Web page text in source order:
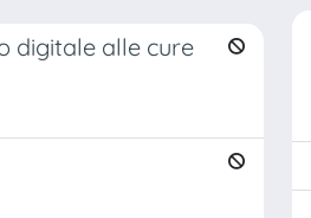
digitale alle cure